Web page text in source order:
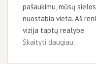
pašaukimu, mūsų
nuostabia vieta. Aš
vizija taptų realybe.
Skaityti daugiau...